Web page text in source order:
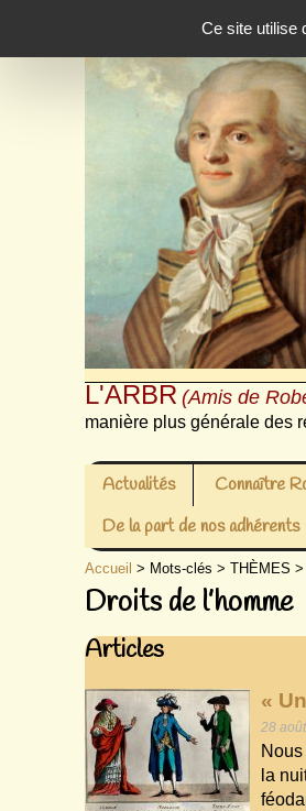
Ce site utilise
L'ARBR (Amis de
manière plus générale des
Actualités Connaître
De la part de nos adhérents
Accueil > Mots-clés > THÈMES >
Droits de l’homme
Articles
«
28
la